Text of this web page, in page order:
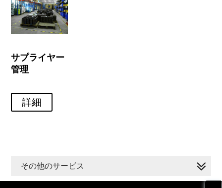
サプライヤー
管理
詳細
その他のサービス